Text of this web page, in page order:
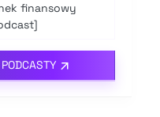
finansowy
PODCASTY